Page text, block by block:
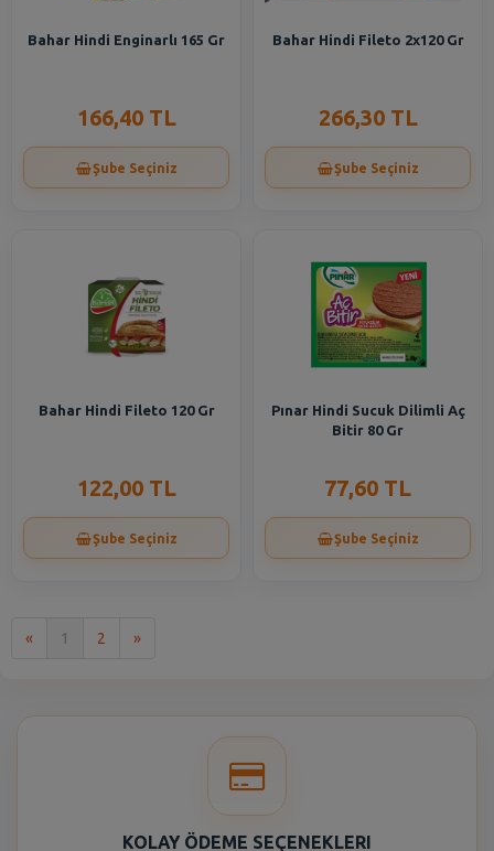
Bahar Hindi Enginarlı 165 Gr
166,40 TL
Şube Seçiniz
Bahar Hindi Fileto 2x120 Gr
266,30 TL
Şube Seçiniz
Bahar Hindi Fileto 120 Gr
122,00 TL
Şube Seçiniz
Pınar Hindi Sucuk Dilimli Aç
Bitir 80 Gr
77,60 TL
Şube Seçiniz
« 1 2 »Son
KOLAY ÖDEME SEÇENEKLERI